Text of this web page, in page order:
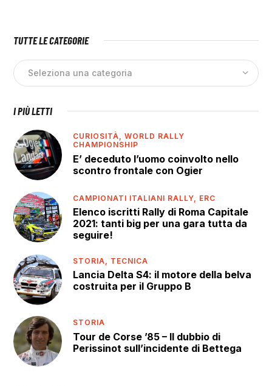
TUTTE LE CATEGORIE
I PIÙ LETTI
CURIOSITÀ,WORLD RALLY
CHAMPIONSHIP
E’ deceduto l’uomo coinvolto nello
scontro frontale con Ogier
CAMPIONATI ITALIANI RALLY, ERC
Elenco iscritti Rally di Roma Capitale
2021: tanti big per una gara tutta da
seguire!
STORIA, TECNICA
Lancia Delta S4: il motore della belva
costruita per il Gruppo B
STORIA
Tour de Corse ’85 – Il dubbio di
Perissinot sull’incidente di Bettega